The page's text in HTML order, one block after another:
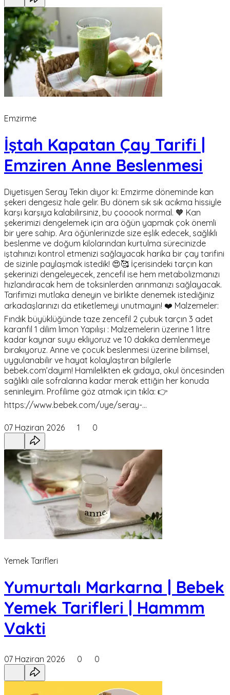
Emzirme
İştah Kapatan Çay Tarifi |
Emziren Anne Beslenmesi
Diyetisyen Seray Tekin diyor ki: Emzirme döneminde kan
şekeri dengesiz hale gelir. Bu dönem sık sık acıkma hissiyle
karşı karşıya kalabilirsiniz, bu çooook normal. 🧡 Kan
şekerimizi dengelemek için ara öğün yapmak çok önemli
bir yere sahip. Ara öğünlerinizde size eşlik edecek, sağlıklı
beslenme ve doğum kilolarından kurtulma sürecinizde
iştahınızı kontrol etmenizi sağlayacak harika bir çay tarifini
de sizinle paylaşmak istedik! 😍🥰 İçerisindeki tarçın kan
şekerinizi dengeleyecek, zencefil ise hem metabolizmanızı
hızlandıracak hem de toksinlerden arınmanızı sağlayacak.
Tarifimizi mutlaka deneyin ve birlikte denemek istediğiniz
arkadaşlarınızı da etiketlemeyi unutmayın! ❤️ Malzemeler:
Fındık büyüklüğünde taze zencefil 2 çubuk tarçın 3 adet
karanfil 1 dilim limon Yapılışı : Malzemelerin üzerine 1 litre
kadar kaynar suyu ekliyoruz ve 10 dakika demlenmeye
bırakıyoruz. Anne ve çocuk beslenmesi üzerine bilimsel,
uygulanabilir ve hayat kolaylaştıran bilgilerle
bebek.com’dayım! Hamilelikten ek gıdaya, okul öncesinden
sağlıklı aile sofralarına kadar merak ettiğin her konuda
seninleyim. Profilime göz atmak için tıkla: 👉
https://www.bebek.com/uye/seray-...
07 Haziran 2026 1 0
Yemek Tarifleri
Yumurtalı Markarna | Bebek
Yemek Tarifleri | Hammm
Vakti
07 Haziran 2026 0 0